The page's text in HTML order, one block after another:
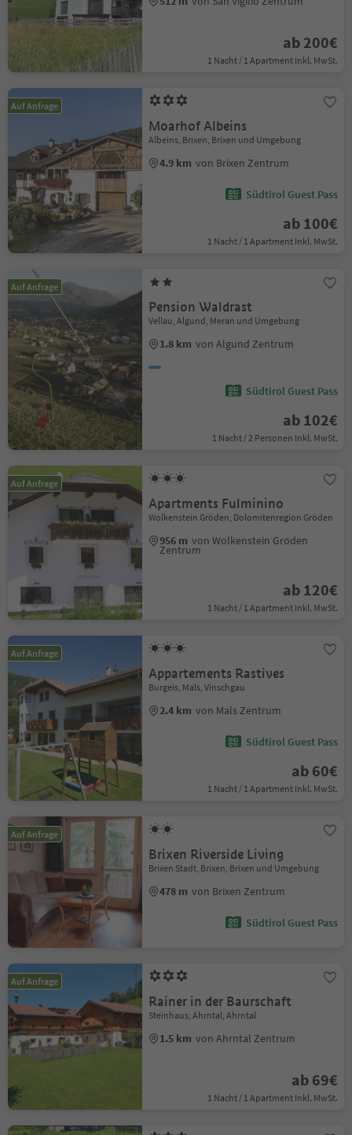
ab 200€
1 Nacht / 1 Apartment Inkl. MwSt.
Auf Anfrage
Moarhof Albeins
Albeins, Brixen, Brixen und Umgebung
4.9 km von Brixen Zentrum
Südtirol Guest Pass
ab 100€
1 Nacht / 1 Apartment Inkl. MwSt.
Auf Anfrage
Pension Waldrast
Vellau, Algund, Meran und Umgebung
1.8 km von Algund Zentrum
Südtirol Guest Pass
ab 102€
1 Nacht / 2 Personen Inkl. MwSt.
Auf Anfrage
Apartments Fulminino
Wolkenstein Gröden, Dolomitenregion Gröden
956 m von Wolkenstein Gröden
Zentrum
ab 120€
1 Nacht / 1 Apartment Inkl. MwSt.
Auf Anfrage
Appartements Rastives
Burgeis, Mals, Vinschgau
2.4 km von Mals Zentrum
Südtirol Guest Pass
ab 60€
1 Nacht / 1 Apartment Inkl. MwSt.
Auf Anfrage
Brixen Riverside Living
Brixen Stadt, Brixen, Brixen und Umgebung
478 m von Brixen Zentrum
Südtirol Guest Pass
Auf Anfrage
Rainer in der Baurschaft
Steinhaus, Ahrntal, Ahrntal
1.5 km von Ahrntal Zentrum
ab 69€
1 Nacht / 1 Apartment Inkl. MwSt.